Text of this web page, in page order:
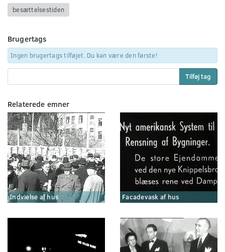
besættelsestiden
Brugertags
Ingen brugertags tilføjet. Du kan være den første!
Tilføj tag
Relaterede emner
Indvielse af hus Facadevask af hus